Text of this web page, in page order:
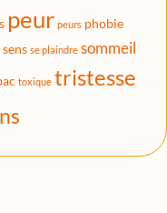
peur peurs phobie
sens se plaindre sommeil
toxique tristesse